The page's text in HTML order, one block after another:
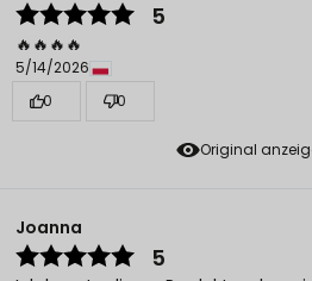
Original
5
🔥🔥🔥🔥
5/14/2026
0
0
Joanna
5